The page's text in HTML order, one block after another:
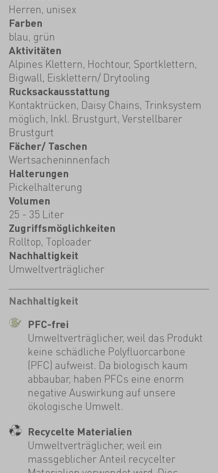
Herren, unisex
Farben
blau, grün
Aktivitäten
Alpines Klettern, Hochtour, Sportklettern,
Bigwall, Eisklettern/ Drytooling
Rucksackausstattung
Kontaktrücken, Daisy Chains, Trinksystem
möglich, Inkl. Brustgurt, Verstellbarer
Brustgurt
Fächer/ Taschen
Wertsacheninnenfach
Halterungen
Pickelhalterung
Volumen
25 - 35 Liter
Zugriffsmöglichkeiten
Rolltop, Toploader
Nachhaltigkeit
Umweltverträglicher
Nachhaltigkeit
PFC-frei
Umweltverträglicher, weil das Produkt
keine schädliche Polyfluorcarbone
(PFC) aufweist. Da biologisch kaum
abbaubar, haben PFCs eine enorm
negative Auswirkung auf unsere
ökologische Umwelt.
Recycelte Materialien
Umweltverträglicher, weil ein
massgeblicher Anteil recycelter